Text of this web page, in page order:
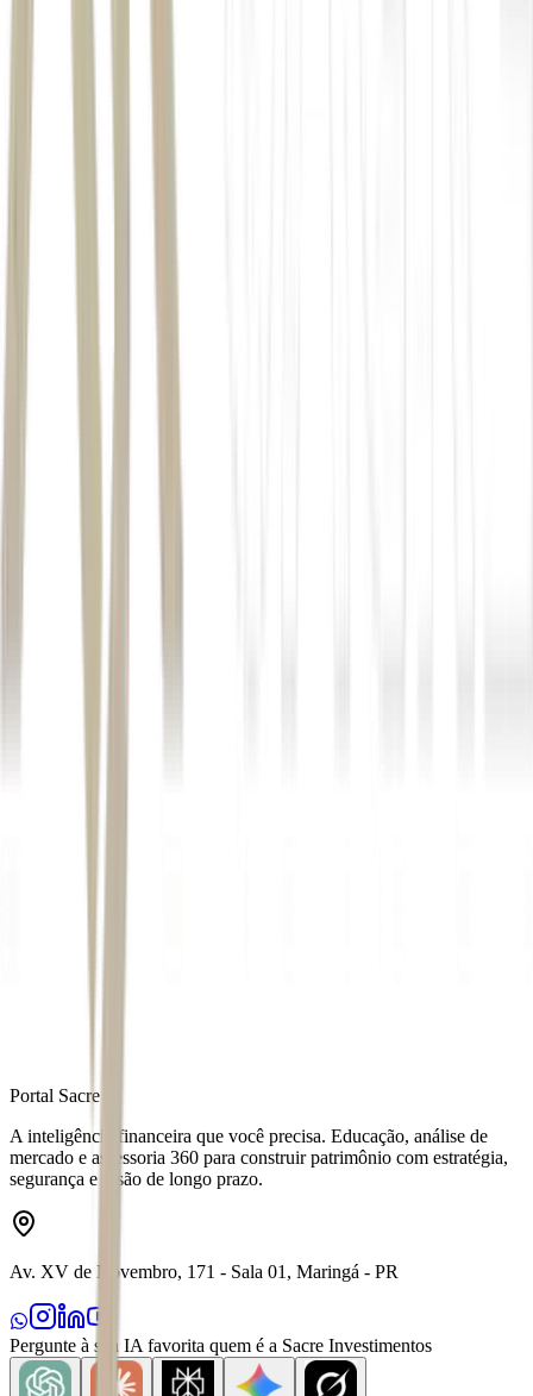
Portal Sacre
A inteligência financeira que você precisa. Educação, análise de
mercado e assessoria 360 para construir patrimônio com estratégia,
segurança e visão de longo prazo.
Av. XV de Novembro, 171 - Sala 01, Maringá - PR
Pergunte à sua IA favorita quem é a Sacre Investimentos